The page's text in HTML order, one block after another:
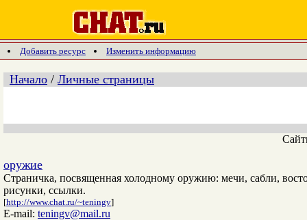
Добавить ресурс Изменить информацию
Начало / Личные страницы
оружие
Страничка, посвященная холодному оружию: мечи, сабли,
рисунки, ссылки.
[http://www.chat.ru/~teningv]
E-mail: teningv@mail.ru